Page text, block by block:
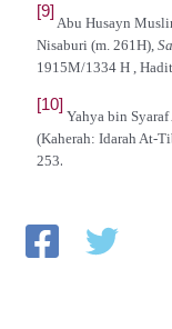
[9]
Abu Husayn
Nisaburi (m. 261H),
1915M/1334 H ,
[10]
Yahya bin
(Kaherah: Idarah At-
253.